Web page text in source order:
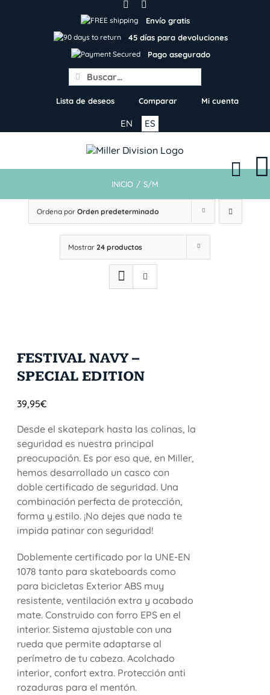
Envío gratis
45 días para devoluciones
Pago asegurado
Search
for:
Lista de deseos Comparar Mi cuenta
ES
EN
INICIO / S/M
Ordena por Orden predeterminado
Mostrar 24 productos
FESTIVAL NAVY –
SPECIAL EDITION
39,95€
Desde el skatepark hasta las colinas, la
seguridad es nuestra principal
preocupación. Es por eso que, en Miller,
hemos desarrollado un casco con
doble certificado de seguridad. Una
combinación perfecta de protección,
forma y estilo. ¡No dejes que nada te
impida patinar con seguridad!
Doblemente certificado por la UNE-EN
1078 tanto para skateboards como
para bicicletas Exterior ABS muy
resistente, ventilación extra y acabado
mate. Construido con forro EPS en el
interior. Sistema ajustable con una
rueda que permite adaptarse al
perímetro de tu cabeza. Acolchado
interior, confort extra. Protección anti
rozaduras para el mentón.